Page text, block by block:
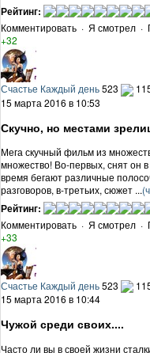
Рейтинг:
Комментировать · Я смотрел ·
+32
Счастье Каждый день523
15 марта 2016 в 10:53
Скучно, но местами
Мега скучный фильм из
множество! Во-первых, снят он в
время бегают различные
разговоров, в-третьих, сюжет ...
Рейтинг:
Комментировать · Я смотрел ·
+33
Счастье Каждый день523
15 марта 2016 в 10:44
Чужой среди своих....
Часто ли вы в своей жизни